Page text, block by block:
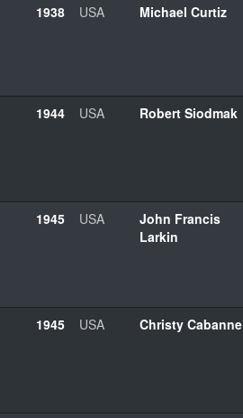
1938 USA Michael Curtiz
1944 USA Robert Siodmak
1945 USA
John Francis
Larkin
1945 USA Christy Cabanne